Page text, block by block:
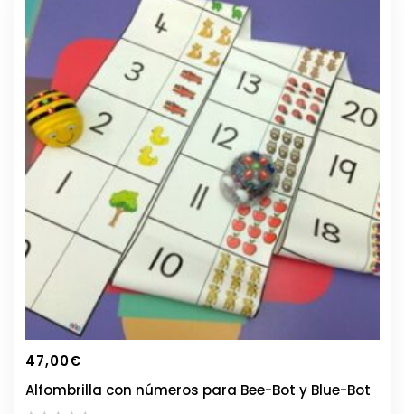
47,00€
Alfombrilla con números para Bee-Bot y Blue-Bot